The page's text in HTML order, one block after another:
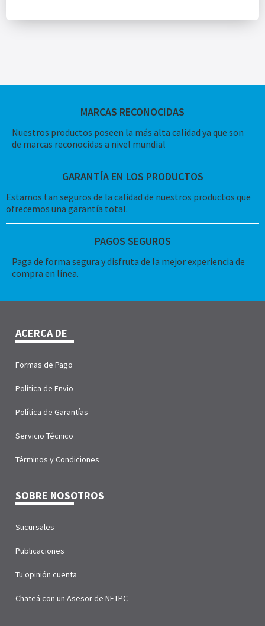
MARCAS RECONOCIDAS
Nuestros productos poseen la más alta calidad ya que son
de marcas reconocidas a nivel mundial
GARANTÍA EN LOS PRODUCTOS
Estamos tan seguros de la calidad de nuestros productos que
ofrecemos una garantía total.
PAGOS SEGUROS
Paga de forma segura y disfruta de la mejor experiencia de
compra en línea.
ACERCA DE
Formas de Pago
Política de Envio
Política de Garantías
Servicio Técnico
Términos y Condiciones
SOBRE NOSOTROS
Sucursales
Publicaciones
Tu opinión cuenta
Chateá con un Asesor de NETPC